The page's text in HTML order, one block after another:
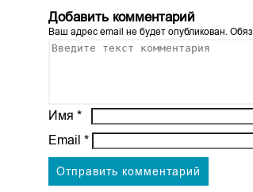
Добавить комментарий
Ваш адрес email не будет опубликован.
Имя*
Email*